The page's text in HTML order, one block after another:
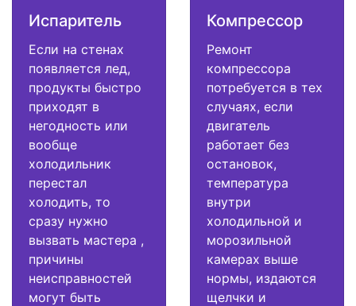
Испаритель
Если на стенах
появляется лед,
продукты быстро
приходят в
негодность или
вообще
холодильник
перестал
холодить, то
сразу нужно
вызвать мастера ,
причины
неисправностей
могут быть
Компрессор
Ремонт
компрессора
потребуется в тех
случаях, если
двигатель
работает без
остановок,
температура
внутри
холодильной и
морозильной
камерах выше
нормы, издаются
щелчки и